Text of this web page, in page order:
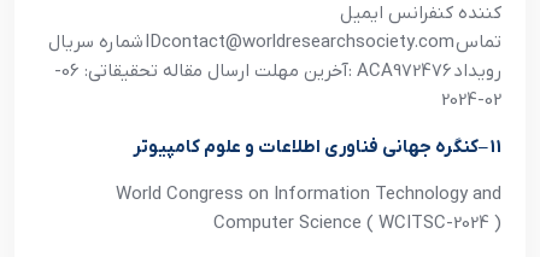
کننده کنفرانس ايميل
تماسIDcontact@worldresearchsociety.comشماره سريال
رويداد: ACA972476
آخرين مهلت ارسال مقاله تحقيقاتي: 06-
02-2024
11
–کنگره جهاني فناوري اطلاعات و علوم کامپيوتر
World Congress on Information Technology and
Computer Science ( WCITSC-2024 )